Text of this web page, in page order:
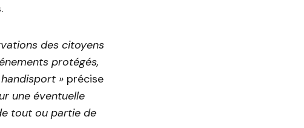
des citoyens
protégés,
» précise
une éventuelle
tout ou partie de